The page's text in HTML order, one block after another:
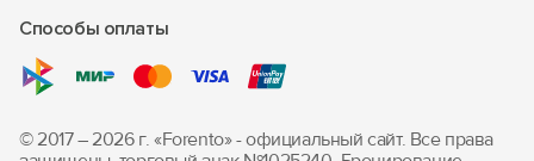
Способы оплаты
© 2017 – 2026 г. «Forento» - официальный сайт. Все права